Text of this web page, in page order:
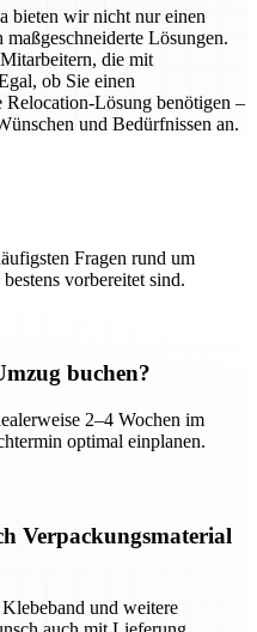
bieten wir nicht nur einen
Lösungen.
die mit
ob Sie einen
Relocation-Lösung benötigen –
und Bedürfnissen an.
Fragen rund um
vorbereitet sind.
buchen?
2–4 Wochen im
optimal einplanen.
Verpackungsmaterial
und weitere